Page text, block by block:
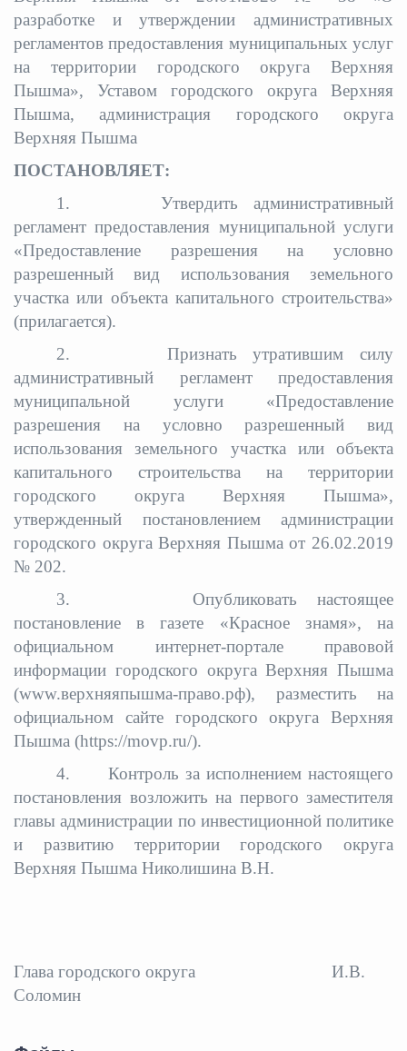
разработке и утверждении административных
регламентов предоставления муниципальных услуг
на территории городского округа Верхняя
Пышма», Уставом городского округа Верхняя
Пышма, администрация городского округа
Верхняя Пышма
ПОСТАНОВЛЯЕТ:
1. Утвердить административный
регламент предоставления муниципальной услуги
«Предоставление разрешения на условно
разрешенный вид использования земельного
участка или объекта капитального строительства»
(прилагается).
2. Признать утратившим силу
административный регламент предоставления
муниципальной услуги «Предоставление
разрешения на условно разрешенный вид
использования земельного участка или объекта
капитального строительства на территории
городского округа Верхняя Пышма»,
утвержденный постановлением администрации
городского округа Верхняя Пышма от 26.02.2019
№ 202.
3. Опубликовать настоящее
постановление в газете «Красное знамя», на
официальном интернет-портале правовой
информации городского округа Верхняя Пышма
(www.верхняяпышма-право.рф), разместить на
официальном сайте городского округа Верхняя
Пышма (https://movp.ru/).
4. Контроль за исполнением настоящего
постановления возложить на первого заместителя
главы администрации по инвестиционной политике
и развитию территории городского округа
Верхняя Пышма Николишина В.Н.
Глава городского округа И.В.
Соломин